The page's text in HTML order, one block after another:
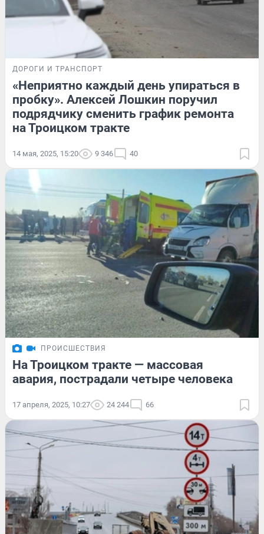
ДОРОГИ И ТРАНСПОРТ
«Неприятно каждый день упираться в
пробку». Алексей Лошкин поручил
подрядчику сменить график ремонта
на Троицком тракте
14 мая, 2025, 15:20 9 346 40
ПРОИСШЕСТВИЯ
На Троицком тракте — массовая
авария, пострадали четыре человека
17 апреля, 2025, 10:27 24 244 66